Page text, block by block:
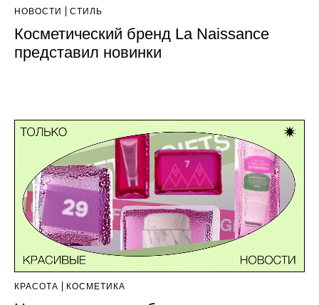
НОВОСТИ СТИЛЬ
Косметический бренд La Naissance
представил новинки
КРАСОТА КОСМЕТИКА